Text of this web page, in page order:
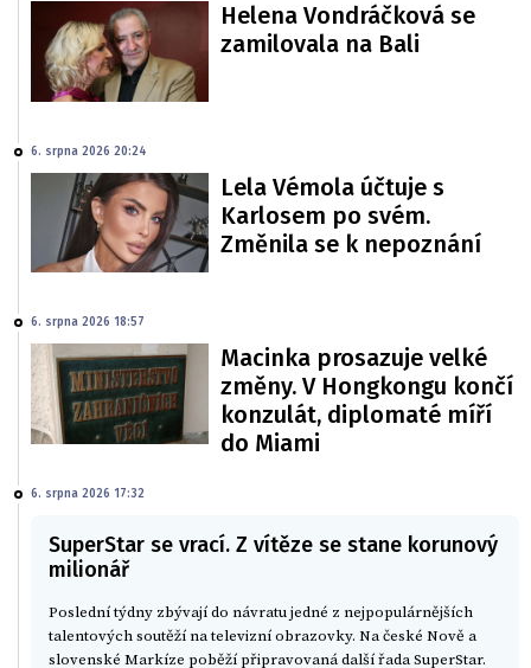
Helena Vondráčková se
zamilovala na Bali
6. srpna 2026 20:24
Lela Vémola účtuje s
Karlosem po svém.
Změnila se k nepoznání
6. srpna 2026 18:57
Macinka prosazuje velké
změny. V Hongkongu končí
konzulát, diplomaté míří
do Miami
6. srpna 2026 17:32
SuperStar se vrací. Z vítěze se stane korunový
milionář
Poslední týdny zbývají do návratu jedné z nejpopulárnějších
talentových soutěží na televizní obrazovky. Na české Nově a
slovenské Markíze poběží připravovaná další řada SuperStar.